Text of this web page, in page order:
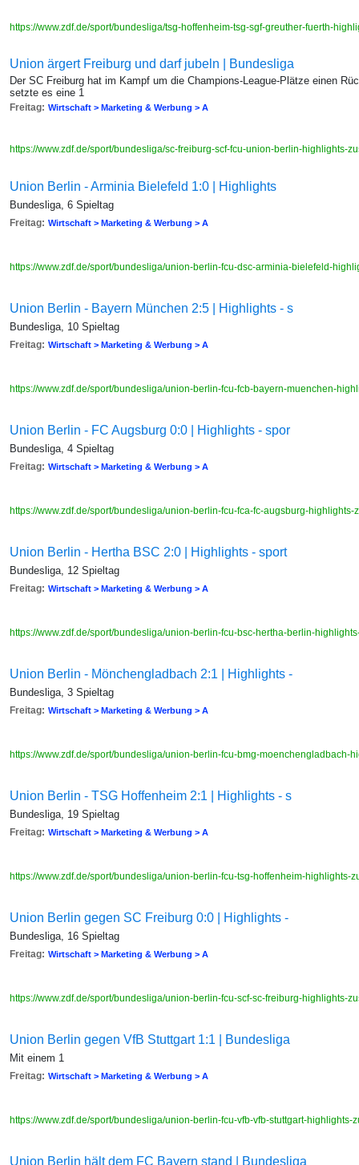
https://www.zdf.de/sport/bundesliga/tsg-hoffenheim-tsg-sgf-greuther-fuerth-
Union ärgert Freiburg und darf jubeln | Bundesliga
Der SC Freiburg hat im Kampf um die Champions-League-Plätze einen
setzte es eine 1
Freitag: Wirtschaft > Marketing & Werbung > A
https://www.zdf.de/sport/bundesliga/sc-freiburg-scf-fcu-union-berlin-highlights-
Union Berlin - Arminia Bielefeld 1:0 | Highlights
Bundesliga, 6 Spieltag
Freitag: Wirtschaft > Marketing & Werbung > A
https://www.zdf.de/sport/bundesliga/union-berlin-fcu-dsc-arminia-bielefeld-
Union Berlin - Bayern München 2:5 | Highlights - s
Bundesliga, 10 Spieltag
Freitag: Wirtschaft > Marketing & Werbung > A
https://www.zdf.de/sport/bundesliga/union-berlin-fcu-fcb-bayern-muenchen-
Union Berlin - FC Augsburg 0:0 | Highlights - spor
Bundesliga, 4 Spieltag
Freitag: Wirtschaft > Marketing & Werbung > A
https://www.zdf.de/sport/bundesliga/union-berlin-fcu-fca-fc-augsburg-
Union Berlin - Hertha BSC 2:0 | Highlights - sport
Bundesliga, 12 Spieltag
Freitag: Wirtschaft > Marketing & Werbung > A
https://www.zdf.de/sport/bundesliga/union-berlin-fcu-bsc-hertha-berlin-
Union Berlin - Mönchengladbach 2:1 | Highlights -
Bundesliga, 3 Spieltag
Freitag: Wirtschaft > Marketing & Werbung > A
https://www.zdf.de/sport/bundesliga/union-berlin-fcu-bmg-moenchengladbach-
Union Berlin - TSG Hoffenheim 2:1 | Highlights - s
Bundesliga, 19 Spieltag
Freitag: Wirtschaft > Marketing & Werbung > A
https://www.zdf.de/sport/bundesliga/union-berlin-fcu-tsg-hoffenheim-highlights-
Union Berlin gegen SC Freiburg 0:0 | Highlights -
Bundesliga, 16 Spieltag
Freitag: Wirtschaft > Marketing & Werbung > A
https://www.zdf.de/sport/bundesliga/union-berlin-fcu-scf-sc-freiburg-highlights-
Union Berlin gegen VfB Stuttgart 1:1 | Bundesliga
Mit einem 1
Freitag: Wirtschaft > Marketing & Werbung > A
https://www.zdf.de/sport/bundesliga/union-berlin-fcu-vfb-vfb-stuttgart-
Union Berlin hält dem FC Bayern stand | Bundesliga